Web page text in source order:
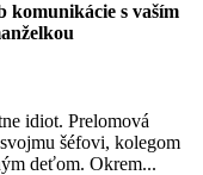
komunikácie s vaším
idiot. Prelomová
šéfovi, kolegom
deťom. Okrem...